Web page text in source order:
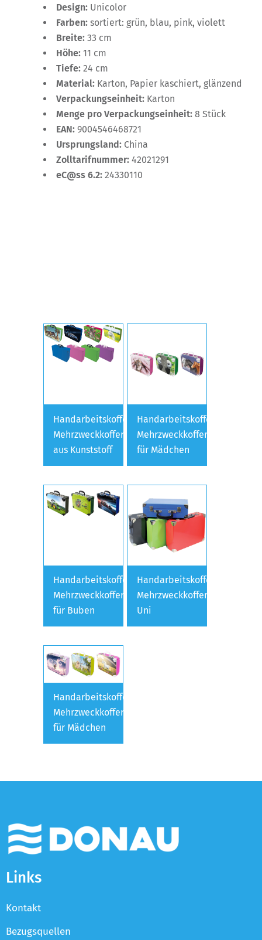
Design: Unicolor
Farben: sortiert: grün, blau, pink, violett
Breite: 33 cm
Höhe: 11 cm
Tiefe: 24 cm
Material: Karton, Papier kaschiert, glänzend
Verpackungseinheit: Karton
Menge pro Verpackungseinheit: 8 Stück
EAN: 9004546468721
Ursprungsland: China
Zolltarifnummer: 42021291
eC@ss 6.2: 24330110
Handarbeitskoffer,
Mehrzweckkoffer
aus Kunststoff
Handarbeitskoffer,
Mehrzweckkoffer
für Mädchen
Handarbeitskoffer,
Mehrzweckkoffer
für Buben
Handarbeitskoffer,
Mehrzweckkoffer
Uni
Handarbeitskoffer,
Mehrzweckkoffer
für Mädchen
Links
Kontakt
Bezugsquellen